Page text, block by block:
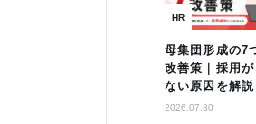
HR
母集団形成の7
改善策｜採用
ない原因を解説
2026.07.30